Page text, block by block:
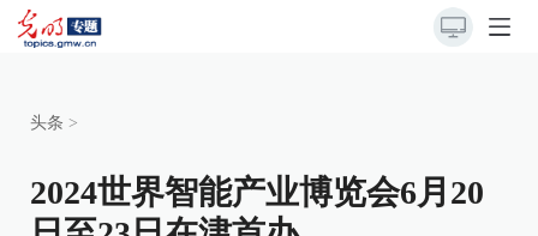
头条 >
2024世界智能产业博览会6月20